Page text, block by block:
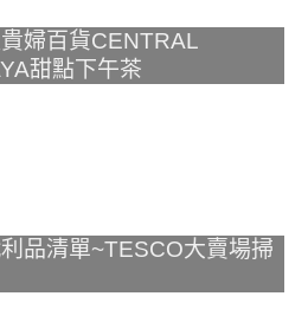
婦百貨CENTRAL
甜點下午茶
品清單~TESCO大賣場掃